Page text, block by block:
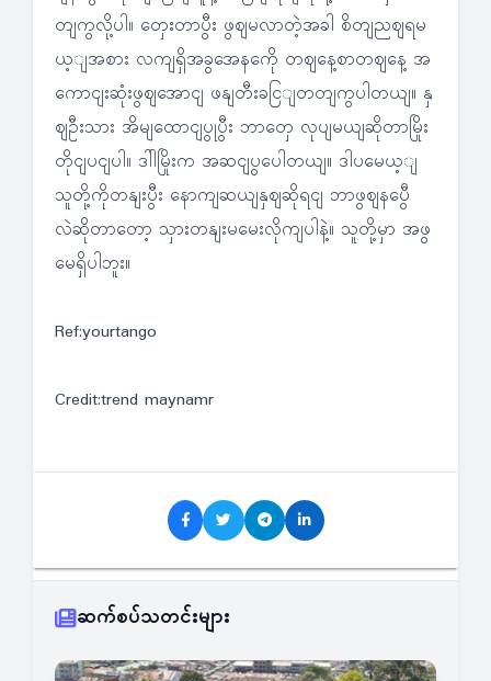
တျကွလို့ပါ။ တှေးတာပွီး ဖွဈမလာတဲ့အခါ စိတျညဈရမ
ယ့ျအစား လကျရှိအခွအေနကေို တဈနေ့စာတဈနေ့ အ
ကောငျးဆုံးဖွဈအောငျ ဖနျတီးခငြျတတျကွပါတယျ။ နှ
ဈဦးသား အိမျထောငျပွုပွီး ဘာတှေ လုပျမယျဆိုတာမြိုး
တိုငျပငျပါ။ ဒါါမြိုးက အဆငျပွပေါတယျ။ ဒါပမေယ့ျ
သူတို့ကိုတနျးပွီး နောကျဆယျနှဈဆိုရငျ ဘာဖွဈနပွေီ
လဲဆိုတာတော့ သှားတနျးမမေးလိုကျပါနဲ့။ သူတို့မှာ အဖွ
မေရှိပါဘူး။
Ref:yourtango
Credit:trend maynamr
ဆက်စပ်သတင်းများ